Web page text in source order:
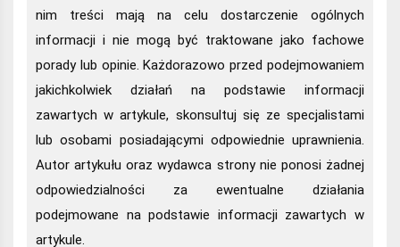
nim treści mają na celu dostarczenie ogólnych
informacji i nie mogą być traktowane jako fachowe
porady lub opinie. Każdorazowo przed podejmowaniem
jakichkolwiek działań na podstawie informacji
zawartych w artykule, skonsultuj się ze specjalistami
lub osobami posiadającymi odpowiednie uprawnienia.
Autor artykułu oraz wydawca strony nie ponosi żadnej
odpowiedzialności za ewentualne działania
podejmowane na podstawie informacji zawartych w
artykule.